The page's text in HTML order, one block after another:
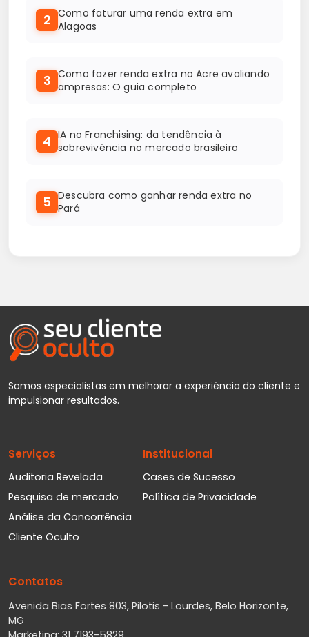
2 Como faturar uma renda extra em
Alagoas
3 Como fazer renda extra no Acre avaliando
ampresas: O guia completo
4 IA no Franchising: da tendência à
sobrevivência no mercado brasileiro
5 Descubra como ganhar renda extra no
Pará
Somos especialistas em melhorar a experiência do cliente e
impulsionar resultados.
Serviços
Auditoria Revelada
Pesquisa de mercado
Análise da Concorrência
Cliente Oculto
Institucional
Cases de Sucesso
Política de Privacidade
Contatos
Avenida Bias Fortes 803, Pilotis - Lourdes, Belo Horizonte,
MG